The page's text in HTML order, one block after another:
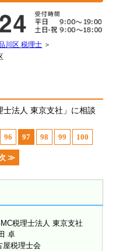
川区 税理士 ＞
法人 東京支社」に相談
96 97 98 99 100
≫
税理士法人 東京支社
卓
屋税理士会